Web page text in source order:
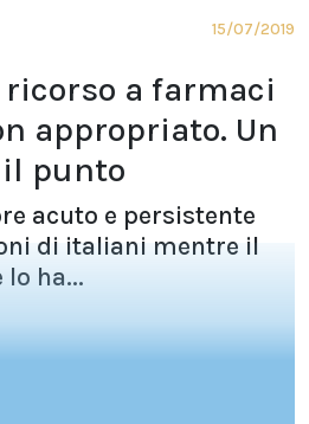
15/07/2019
ricorso a farmaci
appropriato. Un
punto
acuto e persistente
di italiani mentre il
lo ha...